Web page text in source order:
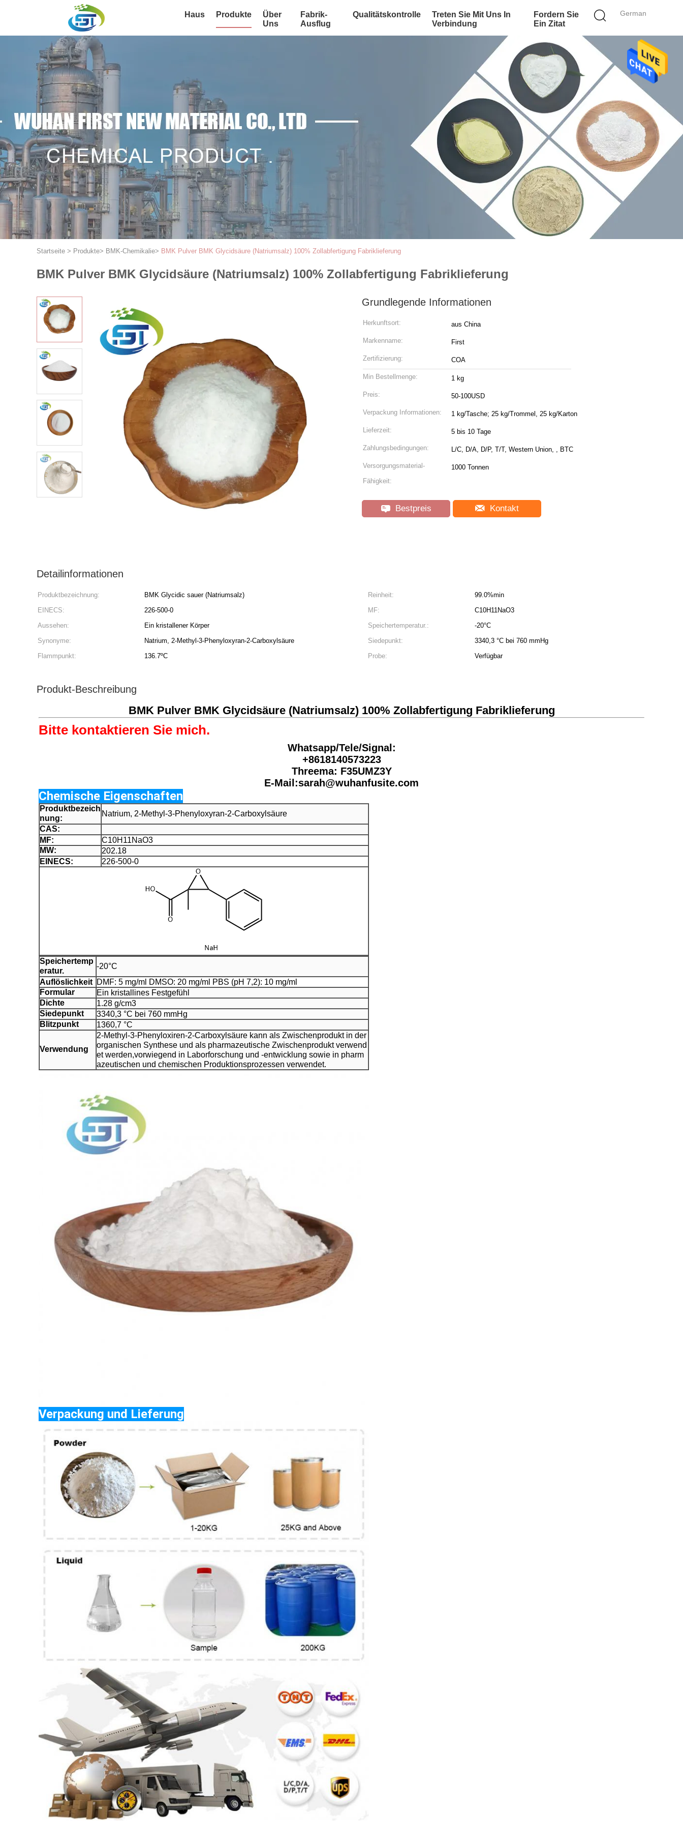
German
Haus Produkte
Über
Uns
Fabrik-
Ausflug
Qualitätskontrolle
Treten Sie Mit Uns In
Verbindung
Fordern Sie
Ein Zitat
Startseite > Produkte> BMK-Chemikalie> BMK Pulver BMK Glycidsäure (Natriumsalz) 100% Zollabfertigung Fabriklieferung
BMK Pulver BMK Glycidsäure (Natriumsalz) 100% Zollabfertigung Fabriklieferung
Grundlegende Informationen
Herkunftsort: aus China
Markenname: First
Zertifizierung: COA
Min Bestellmenge: 1 kg
Preis: 50-100USD
Verpackung Informationen: 1 kg/Tasche; 25 kg/Trommel, 25 kg/Karton
Lieferzeit: 5 bis 10 Tage
Zahlungsbedingungen: L/C, D/A, D/P, T/T, Western Union, , BTC
Versorgungsmaterial-
Fähigkeit:
1000 Tonnen
Bestpreis Kontakt
Detailinformationen
Produktbezeichnung: BMK Glycidic sauer (Natriumsalz) Reinheit:
99.0%min
EINECS:
226-500-0 MF:
C10H11NaO3
Aussehen:
Ein kristallener Körper Speichertemperatur.:
-20°C
Synonyme:
Natrium, 2-Methyl-3-Phenyloxyran-2-Carboxylsäure Siedepunkt:
3340,3 °C bei 760 mmHg
Flammpunkt:
136.7ºC Probe: Verfügbar
Produkt-Beschreibung
BMK Pulver BMK Glycidsäure (Natriumsalz) 100% Zollabfertigung Fabriklieferung
Bitte kontaktieren Sie mich.
Whatsapp/Tele/Signal:
+8618140573223
Threema: F35UMZ3Y
E-Mail:sarah@wuhanfusite.com
Chemische Eigenschaften
Produktbezeich
nung:
Natrium, 2-Methyl-3-Phenyloxyran-2-Carboxylsäure
CAS:
MF:
C10H11NaO3
MW:
202.18
EINECS:
226-500-0
Speichertemp
eratur.
-20°C
Auflöslichkeit DMF: 5 mg/ml DMSO: 20 mg/ml PBS (pH 7,2): 10 mg/ml
Formular
Ein kristallines Festgefühl
Dichte
1.28 g/cm3
Siedepunkt
3340,3 °C bei 760 mmHg
Blitzpunkt
1360,7 °C
Verwendung
2-Methyl-3-Phenyloxiren-2-Carboxylsäure kann als Zwischenprodukt in der
organischen Synthese und als pharmazeutische Zwischenprodukt verwend
et werden,vorwiegend in Laborforschung und -entwicklung sowie in pharm
azeutischen und chemischen Produktionsprozessen verwendet.
Verpackung und Lieferung